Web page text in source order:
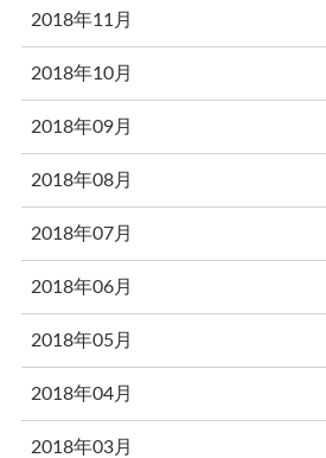
2018年11月
2018年10月
2018年09月
2018年08月
2018年07月
2018年06月
2018年05月
2018年04月
2018年03月